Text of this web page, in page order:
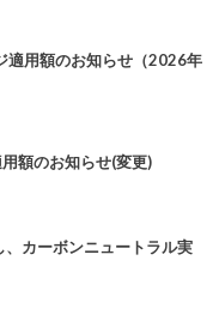
適用額のお知らせ（2026年
額のお知らせ(変更)
カーボンニュートラル実